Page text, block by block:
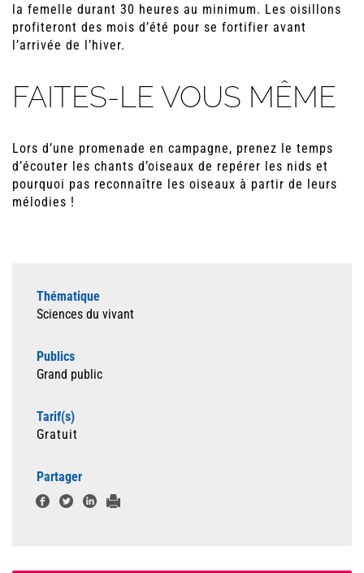
la femelle durant 30 heures au minimum. Les oisillons
profiteront des mois d’été pour se fortifier avant
l’arrivée de l’hiver.
FAITES-LE VOUS MÊME
Lors d’une promenade en campagne, prenez le temps
d’écouter les chants d’oiseaux de repérer les nids et
pourquoi pas reconnaître les oiseaux à partir de leurs
mélodies !
Thématique
Sciences du vivant
Publics
Grand public
Tarif(s)
Gratuit
Partager